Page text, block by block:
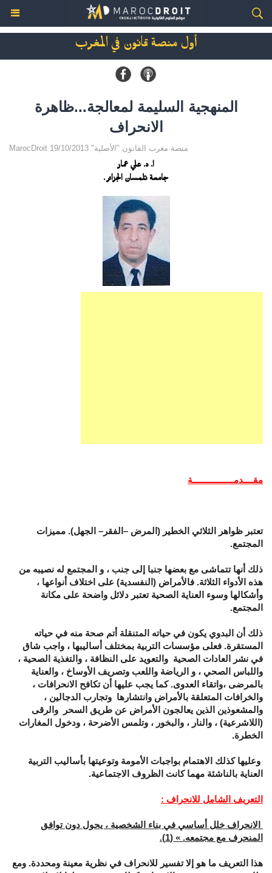
أول منصة قانون في المغرب
المنهجية السليمة لمعالجة...ظاهرة
الانحراف
MarocDroit منصة مغرب القانون "الأصلية" 19/10/2013
ا. د. علي عمار
جامعة تلمسان الجزائر .
مقــــدمـــــــــــــــــة
تعتبر ظواهر الثلاثي الخطير (المرض –الفقر– الجهل). مميزات
المجتمع.
ذلك أنها تتماشى مع بعضها جنبا إلى جنب ، و المجتمع له نصيبه من
هذه الأدواء الثلاثة. فالأمراض (النفسدية) على اختلاف أنواعها ،
وأشكالها وسوء العناية الصحية تعتبر دلائل واضحة على مكانة
المجتمع.
ذلك أن البدوي يكون في حياته المتنقلة أتم صحة منه في حياته
المستقرة. فعلى مؤسسات التربية بمختلف أساليبها ، واجب شاق
في نشر العادات الصحية والتعويد على النظافة ، والتغذية الصحية ،
واللباس الصحي ، و الرياضة واللعب وتصريف الأوساخ ، والعناية
بالمرضى ،واتقاء العدوى. كما يجب عليها أن تكافح الانحرافات ،
والخرافات المتعلقة بالأمراض وانتشارها وتجارب الدجالين ،
والمشعوذين الذين يعالجون الأمراض عن طريق السحر والرقى
(اللاشرعية) ، والنار ، والبخور ، وتلمس الأضرحة ، ودخول المغارات
الخطرة.
وعليها كذلك الاهتمام بواجبات الأمومة وتوعيتها بأساليب التربية
العناية بالناشئة مهما كانت الظروف الاجتماعية.
التعريف الشامل للانحراف :
الانحراف خلل أساسي في بناء الشخصية ، يحول دون توافق
المنحرف مع مجتمعه. «
(1).
هذا التعريف ما هو إلا تفسير للانحراف في نظرية معينة ومحددة. ومع